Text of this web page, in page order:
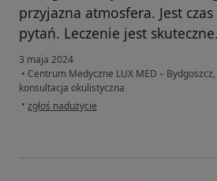
przyjazna atmosfera. Jest
pytań. Leczenie jest skuteczne.
3 maja 2024
• Centrum Medyczne LUX MED –
konsultacja okulistyczna
• w opinii użytkownika Z
zgłoś nadużycie